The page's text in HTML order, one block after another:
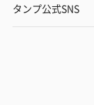
タンプ公式SNS